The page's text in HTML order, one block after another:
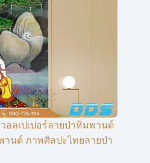
อลเปเปอร์ลายป่าหิมพานต์
านต์ ภาพศิลปะไทยลายป่า